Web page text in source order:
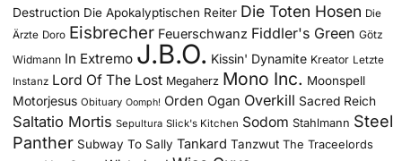
Destruction Die Apokalyptischen Reiter Die Toten Hosen Die
Ärzte Doro Eisbrecher Feuerschwanz Fiddler's Green Götz
Widmann In Extremo J.B.O. Kissin' Dynamite Kreator Letzte
Instanz Lord Of The Lost Megaherz Mono Inc. Moonspell
Motorjesus Obituary Oomph! Orden Ogan Overkill Sacred Reich
Saltatio Mortis Sepultura Slick's Kitchen Sodom Stahlmann Steel
Panther Subway To Sally Tankard Tanzwut The Traceelords